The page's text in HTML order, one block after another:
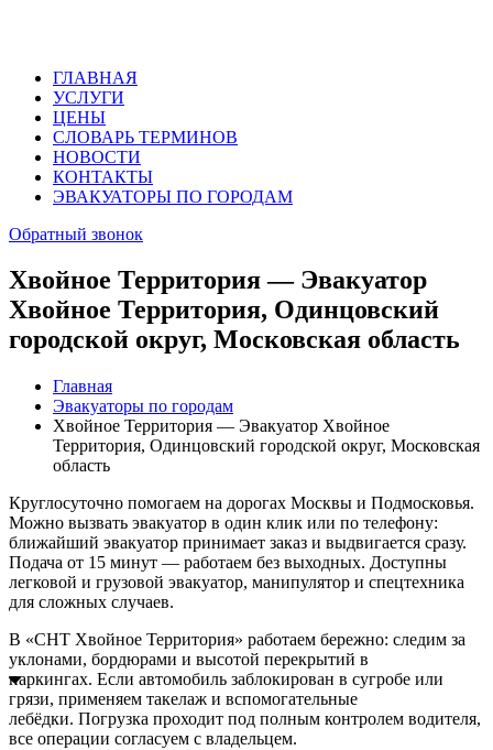
ГЛАВНАЯ
УСЛУГИ
ЦЕНЫ
СЛОВАРЬ ТЕРМИНОВ
НОВОСТИ
КОНТАКТЫ
ЭВАКУАТОРЫ ПО ГОРОДАМ
Обратный звонок
Хвойное Территория — Эвакуатор
Хвойное Территория, Одинцовский
городской округ, Московская область
Главная
Эвакуаторы по городам
Хвойное Территория — Эвакуатор Хвойное
Территория, Одинцовский городской округ, Московская
область
Круглосуточно помогаем на дорогах Москвы и Подмосковья.
Можно вызвать эвакуатор в один клик или по телефону:
ближайший эвакуатор принимает заказ и выдвигается сразу.
Подача от 15 минут — работаем без выходных. Доступны
легковой и грузовой эвакуатор, манипулятор и спецтехника
для сложных случаев.
В «СНТ Хвойное Территория» работаем бережно: следим за
уклонами, бордюрами и высотой перекрытий в
паркингах. Если автомобиль заблокирован в сугробе или
грязи, применяем такелаж и вспомогательные
лебёдки. Погрузка проходит под полным контролем водителя,
все операции согласуем с владельцем.